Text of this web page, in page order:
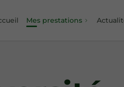
Mes prestations